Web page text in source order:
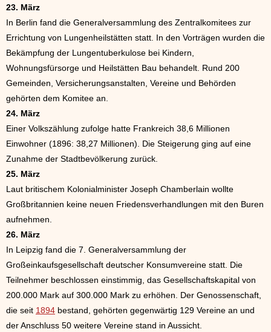
23. März
In Berlin fand die Generalversammlung des Zentralkomitees zur
Errichtung von Lungenheilstätten statt. In den Vorträgen wurden die
Bekämpfung der Lungentuberkulose bei Kindern,
Wohnungsfürsorge und Heilstätten Bau behandelt. Rund 200
Gemeinden, Versicherungsanstalten, Vereine und Behörden
gehörten dem Komitee an.
24. März
Einer Volkszählung zufolge hatte Frankreich 38,6 Millionen
Einwohner (1896: 38,27 Millionen). Die Steigerung ging auf eine
Zunahme der Stadtbevölkerung zurück.
25. März
Laut britischem Kolonialminister Joseph Chamberlain wollte
Großbritannien keine neuen Friedensverhandlungen mit den Buren
aufnehmen.
26. März
In Leipzig fand die 7. Generalversammlung der
Großeinkaufsgesellschaft deutscher Konsumvereine statt. Die
Teilnehmer beschlossen einstimmig, das Gesellschaftskapital von
200.000 Mark auf 300.000 Mark zu erhöhen. Der Genossenschaft,
die seit 1894 bestand, gehörten gegenwärtig 129 Vereine an und
der Anschluss 50 weitere Vereine stand in Aussicht.